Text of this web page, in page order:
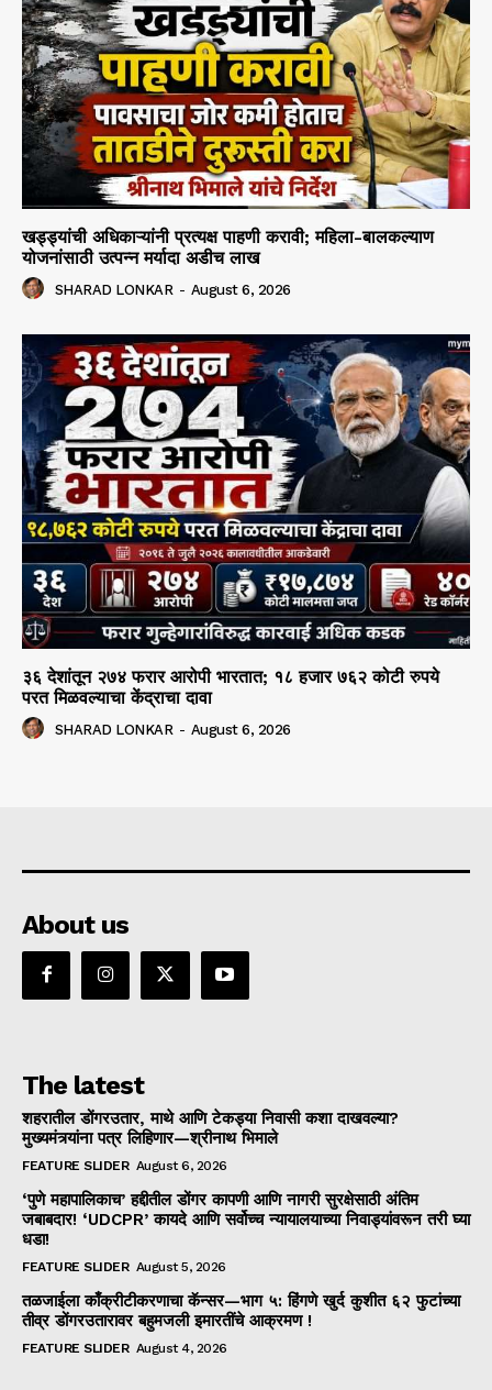
खड्ड्यांची अधिकाऱ्यांनी प्रत्यक्ष पाहणी करावी; महिला-बालकल्याण
योजनांसाठी उत्पन्न मर्यादा अडीच लाख
SHARAD LONKAR - August 6, 2026
३६ देशांतून २७४ फरार आरोपी भारतात; १८ हजार ७६२ कोटी रुपये
परत मिळवल्याचा केंद्राचा दावा
SHARAD LONKAR - August 6, 2026
About us
The latest
शहरातील डोंगरउतार, माथे आणि टेकड्या निवासी कशा दाखवल्या?
मुख्यमंत्र्यांना पत्र लिहिणार—श्रीनाथ भिमाले
FEATURE SLIDER August 6, 2026
‘पुणे महापालिकाच’ हद्दीतील डोंगर कापणी आणि नागरी सुरक्षेसाठी अंतिम
जबाबदार! ‘UDCPR’ कायदे आणि सर्वोच्च न्यायालयाच्या निवाड्यांवरून तरी घ्या
धडा!
FEATURE SLIDER August 5, 2026
तळजाईला काँक्रीटीकरणाचा कॅन्सर—भाग ५: हिंगणे खुर्द कुशीत ६२ फुटांच्या
तीव्र डोंगरउतारावर बहुमजली इमारतींचे आक्रमण !
FEATURE SLIDER August 4, 2026